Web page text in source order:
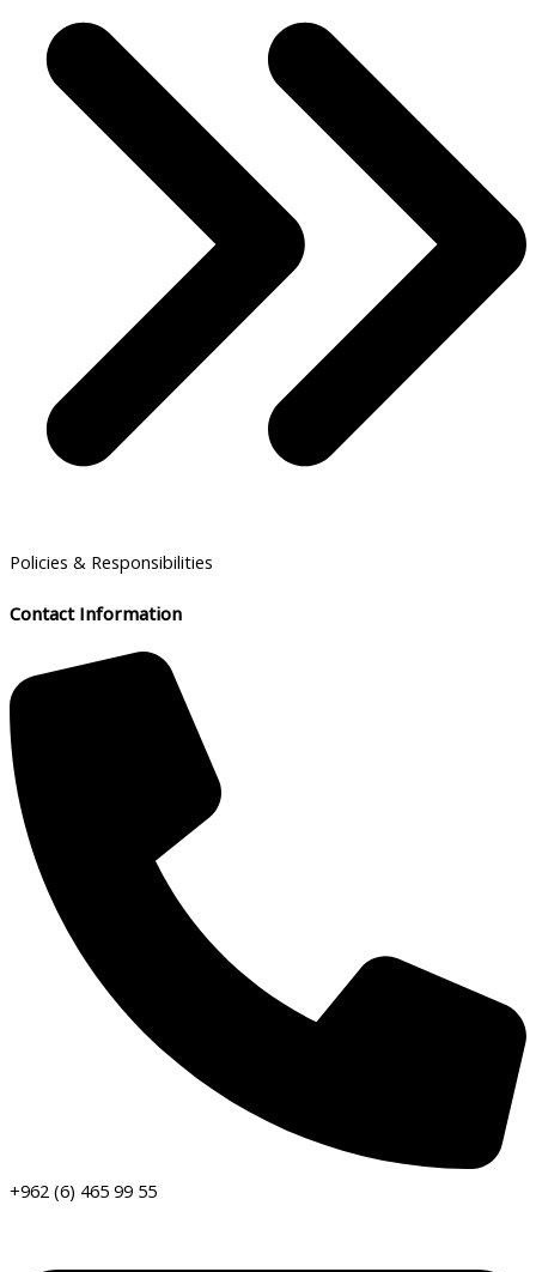
Policies & Responsibilities
Contact Information
+962 (6) 465 99 55